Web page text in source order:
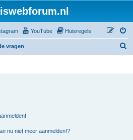
YouTube Huisregels
vragen
nu niet meer aanmelden!?